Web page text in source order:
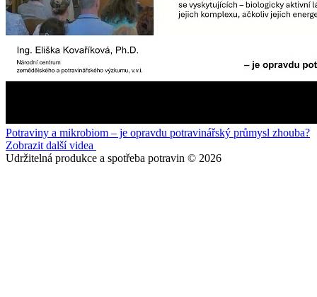
Potraviny a mikrobiom – je opravdu potravinářský průmysl zhouba?
Zobrazit další videa
Udržitelná produkce a spotřeba potravin © 2026